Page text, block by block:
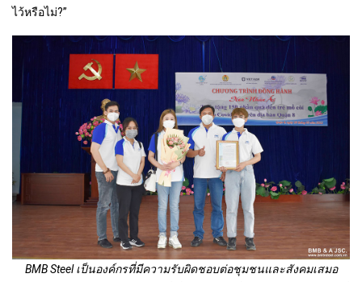
ไว้หรือไม่?”
BMB Steel เป็นองค์กรที่มีความรับผิดชอบต่อชุมชนและสังคมเสมอ